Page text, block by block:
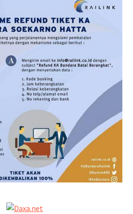
Jadwal Perjalanan
Naik KAJJ Belum Divaksin
Booster Wajib Tes RT-PCR